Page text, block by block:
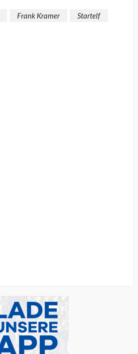
Frank Kramer Startelf